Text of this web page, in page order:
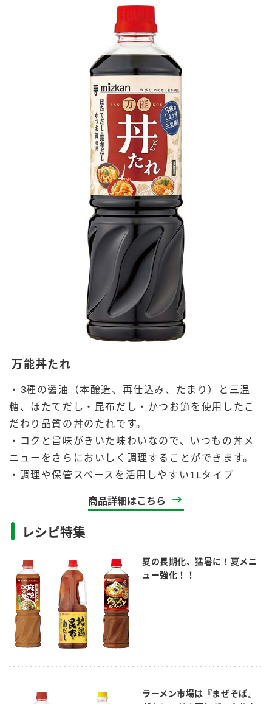
万能丼たれ
・3種の醤油（本醸造、再仕込み、たまり）と三温
糖、ほたてだし・昆布だし・かつお節を使用したこ
だわり品質の丼のたれです。
・コクと旨味がきいた味わいなので、いつもの丼メ
ニューをさらにおいしく調理することができます。​
・調理や保管スペースを活用しやすい1Lタイプ
商品詳細はこちら
レシピ特集
夏の長期化、猛暑に！夏メニ
ュー強化！！
ラーメン市場は『まぜそば』